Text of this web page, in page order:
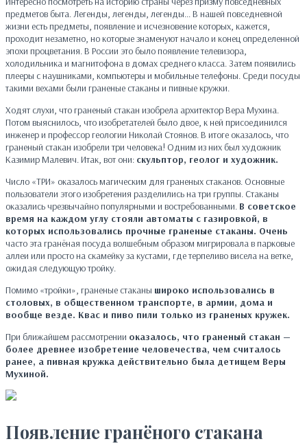
предметов быта. Легенды, легенды, легенды... В нашей повседневной
жизни есть предметы, появление и исчезновение которых, кажется,
проходит незаметно, но которые знаменуют начало и конец определенной
эпохи процветания. В России это было появление телевизора,
холодильника и магнитофона в домах среднего класса. Затем появились
плееры с наушниками, компьютеры и мобильные телефоны. Среди посуды
такими вехами были граненые стаканы и пивные кружки.
Ходят слухи, что граненый стакан изобрела архитектор Вера Мухина.
Потом выяснилось, что изобретателей было двое, к ней присоединился
инженер и профессор геологии Николай Стоянов. В итоге оказалось, что
граненый стакан изобрели три человека! Одним из них был художник
Казимир Малевич. Итак, вот они: скульптор, геолог и художник.
Число «ТРИ» оказалось магическим для граненых стаканов. Основные
пользователи этого изобретения разделились на три группы. Стаканы
оказались чрезвычайно популярными и востребованными. В советское
время на каждом углу стояли автоматы с газировкой, в
которых использовались прочные граненые стаканы. Очень
часто эта гранёная посуда волшебным образом мигрировала в парковые
аллеи или просто на скамейку за кустами, где терпеливо висела на ветке,
ожидая следующую тройку.
Помимо «тройки», граненые стаканы широко использовались в
столовых, в общественном транспорте, в армии, дома и
вообще везде. Квас и пиво пили только из граненых кружек.
При ближайшем рассмотрении оказалось, что граненый стакан —
более древнее изобретение человечества, чем считалось
ранее, а пивная кружка действительно была детищем Веры
Мухиной.
Появление гранёного стакана